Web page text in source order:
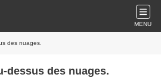
MENU
des nuages.
dessus des nuages.